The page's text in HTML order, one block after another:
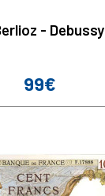
-
Prix
99€